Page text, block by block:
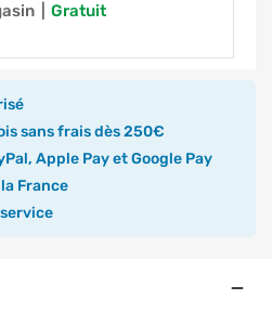
gratuit
sans frais dès 250€
Apple Pay et Google Pay
France